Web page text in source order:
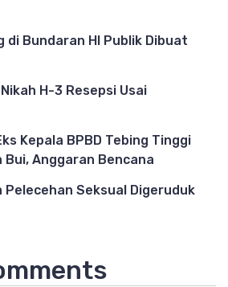
di Bundaran HI Publik Dibuat
H-3 Resepsi Usai
Kepala BPBD Tebing Tinggi
Anggaran Bencana
Pelecehan Seksual Digeruduk